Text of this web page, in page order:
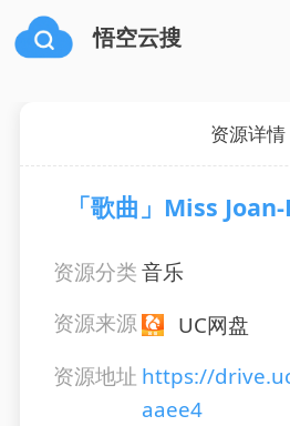
悟空云搜
资源详情
「歌曲」Miss
资源分类音乐
资源来源
UC网盘
资源地址 https://
aaee4